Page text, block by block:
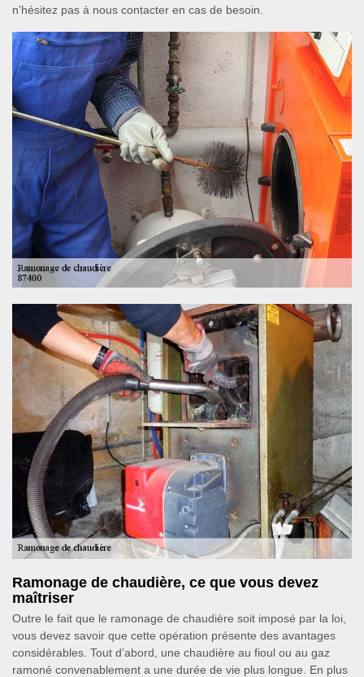
n’hésitez pas à nous contacter en cas de besoin.
Ramonage de chaudière, ce que vous devez
maîtriser
Outre le fait que le ramonage de chaudière soit imposé par la loi,
vous devez savoir que cette opération présente des avantages
considérables. Tout d’abord, une chaudière au fioul ou au gaz
ramoné convenablement a une durée de vie plus longue. En plus